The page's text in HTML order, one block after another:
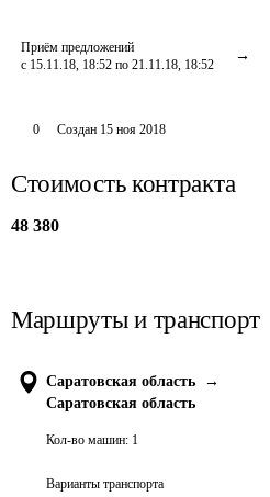
Приём предложений
с 15.11.18, 18:52 по 21.11.18, 18:52
0 Создан 15 ноя 2018
Стоимость контракта
48 380
Маршруты и транспорт
Саратовская область
→
Саратовская область
Кол-во машин: 1
Варианты транспорта